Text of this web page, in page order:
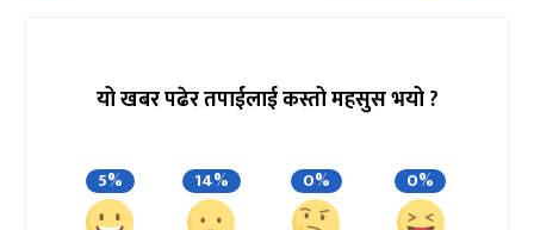
यो खबर पढेर तपाईलाई कस्तो महसुस भयो ?
5% 14% 0% 0%